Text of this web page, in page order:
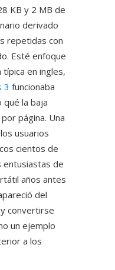
KB y 2 MB de
derivado
repetidas con
Esté enfoque
en ingles,
3 funcionaba
la baja
página. Una
usuarios
cientos de
entusiastas de
años antes
del
convertirse
un ejemplo
a los